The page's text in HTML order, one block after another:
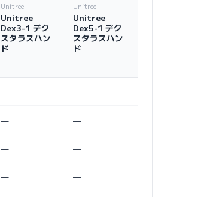
Unitree
Unitree
Dex3-1 デク
スタラスハン
ド
Unitree
Unitree
Dex5-1 デク
スタラスハン
ド
— —
— —
— —
— —